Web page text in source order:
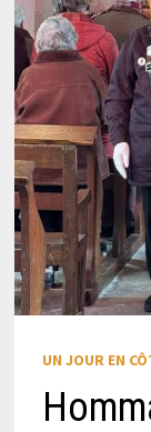
UN JOUR EN